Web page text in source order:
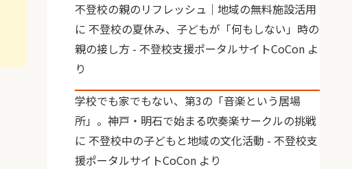
不登校の親のリフレッシュ｜地域の無料施設活用
に 不登校の夏休み、子どもが「何もしない」時の
親の接し方 - 不登校支援ポータルサイトCoCon よ
り
学校でも家でもない、第3の「音楽という居場
所」。神戸・明石で始まる吹奏楽サークルの挑戦
に 不登校中の子どもと地域の文化活動 - 不登校支
援ポータルサイトCoCon より